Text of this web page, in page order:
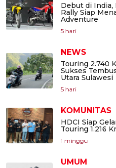
Debut di India,
Rally Siap
Adventure
5 hari
NEWS
Touring 2.740
Sukses
Utara Sulawesi
5 hari
KOMUNITAS
HDCI Siap
Touring 1.216
1 minggu
UMUM